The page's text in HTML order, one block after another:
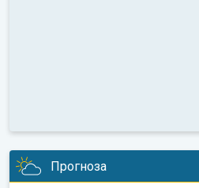
Прогноза